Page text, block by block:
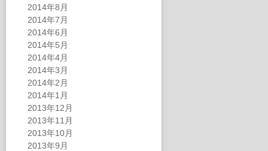
2014年8月
2014年7月
2014年6月
2014年5月
2014年4月
2014年3月
2014年2月
2014年1月
2013年12月
2013年11月
2013年10月
2013年9月